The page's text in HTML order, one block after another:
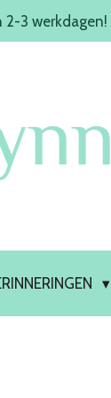
3 werkdagen!